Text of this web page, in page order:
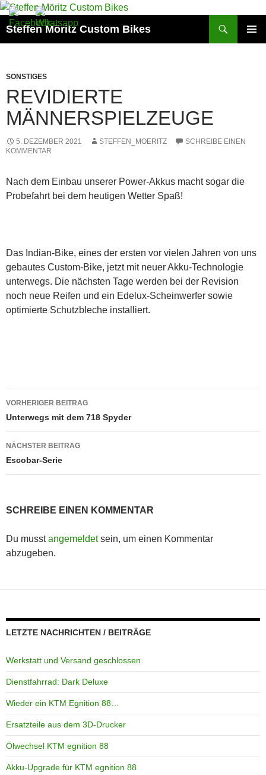
Steffen Möritz Custom Bikes
Suchen
SONSTIGES
REVIDIERTE
MÄNNERSPIELZEUGE
5. DEZEMBER 2021 STEFFEN_MOERITZ
SCHREIBE EINEN
KOMMENTAR
Nach dem Einbau unserer Power-Akkus macht sogar die
Probefahrt bei dem heutigen Wetter Spaß!
Das Indian-Bike, eines der ersten vor vielen Jahren von uns
gebautes Custom-Bike, jetzt mit neuer Akku-Technologie
unterwegs. Die nächsten Tage werden bei der Revision
noch neue Reifen und ein Edelux-Scheinwerfer sowie
optimierte Schutzbleche installiert.
Beitragsnavigation
VORHERIGER BEITRAG
Unterwegs mit dem 718 Spyder
NÄCHSTER BEITRAG
Escobar-Serie
SCHREIBE EINEN KOMMENTAR
Du musstangemeldetsein, um einen Kommentar
abzugeben.
LETZTE NACHRICHTEN / BEITRÄGE
Werkstatt und Versand geschlossen
Dienstfahrrad: Dark Deluxe
Wieder ein KTM Egnition 88…
Ersatzteile aus dem 3D-Drucker
Ölwechsel KTM egnition 88
Akku-Upgrade für KTM egnition 88